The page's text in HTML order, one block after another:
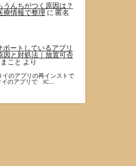
うんちがつく原因は？
療情報で整理 に 匿名
ポートしているアプリ
因と対処法｜放置可否
まこと より
イのアプリの再インストで
のアプリで IC…